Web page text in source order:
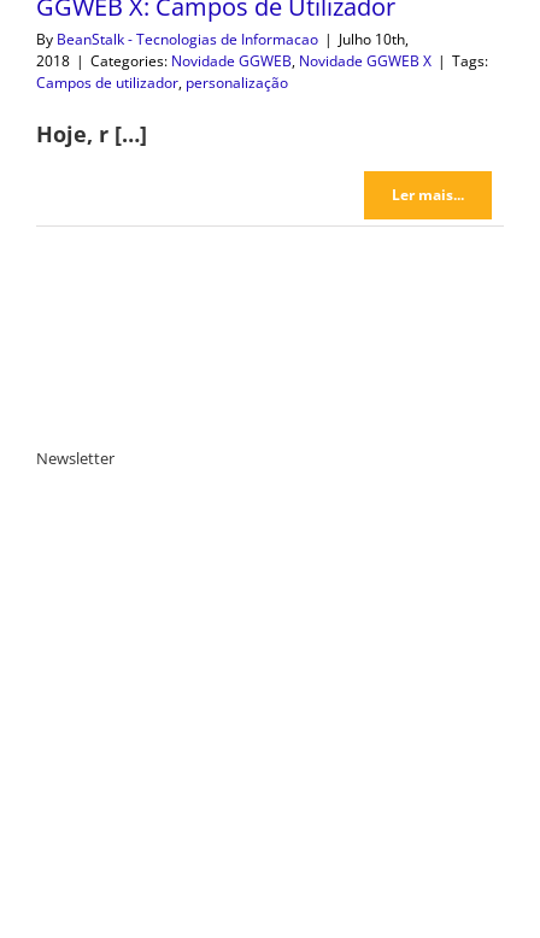
By BeanStalk - Tecnologias de Informacao | Julho 10th,
2018 | Categories: Novidade GGWEB, Novidade GGWEB X | Tags:
Campos de utilizador, personalização
Hoje, r […]
Ler mais...
Newsletter